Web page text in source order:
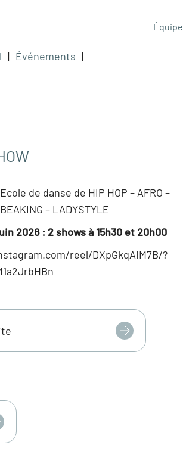
Équipe
| Événements |
de danse de HIP HOP – AFRO –
– LADYSTYLE
2026 : 2 shows à 15h30 et 20h00
reel/DXpGkqAiM7B/?